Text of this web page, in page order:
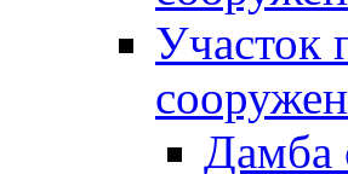
Участок
Дамба